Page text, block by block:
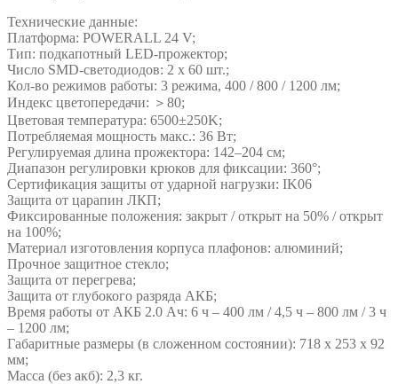
Технические данные:
Платформа: POWERALL 24 V;
Тип: подкапотный LED-прожектор;
Число SMD-светодиодов: 2 х 60 шт.;
Кол-во режимов работы: 3 режима, 400 / 800 / 1200 лм;
Индекс цветопередачи: ＞80;
Цветовая температура: 6500±250K;
Потребляемая мощность макс.: 36 Вт;
Регулируемая длина прожектора: 142–204 см;
Диапазон регулировки крюков для фиксации: 360°;
Сертификация защиты от ударной нагрузки: IK06
Защита от царапин ЛКП;
Фиксированные положения: закрыт / открыт на 50% / открыт
на 100%;
Материал изготовления корпуса плафонов: алюминий;
Прочное защитное стекло;
Защита от перегрева;
Защита от глубокого разряда АКБ;
Время работы от АКБ 2.0 Ач: 6 ч – 400 лм / 4,5 ч – 800 лм / 3 ч
– 1200 лм;
Габаритные размеры (в сложенном состоянии): 718 x 253 x 92
мм;
Масса (без акб): 2,3 кг.